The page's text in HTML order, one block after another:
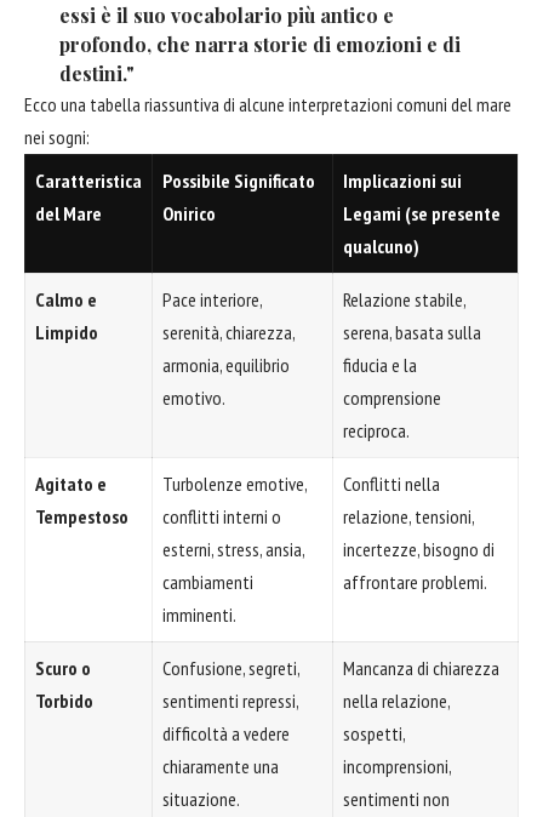
essi è il suo vocabolario più antico e
profondo, che narra storie di emozioni e di
destini."
Ecco una tabella riassuntiva di alcune interpretazioni comuni del mare
nei sogni:
Caratteristica
del Mare
Possibile Significato
Onirico
Implicazioni sui
Legami (se presente
qualcuno)
Calmo e
Limpido
Pace interiore,
serenità, chiarezza,
armonia, equilibrio
emotivo.
Relazione stabile,
serena, basata sulla
fiducia e la
comprensione
reciproca.
Agitato e
Tempestoso
Turbolenze emotive,
conflitti interni o
esterni, stress, ansia,
cambiamenti
imminenti.
Conflitti nella
relazione, tensioni,
incertezze, bisogno di
affrontare problemi.
Scuro o
Torbido
Confusione, segreti,
sentimenti repressi,
difficoltà a vedere
chiaramente una
situazione.
Mancanza di chiarezza
nella relazione,
sospetti,
incomprensioni,
sentimenti non